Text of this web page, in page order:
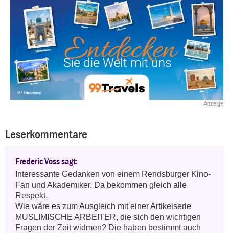
Anzeige
Leserkommentare
Frederic Voss sagt:
Interessante Gedanken von einem Rendsburger Kino-
Fan und Akademiker. Da bekommen gleich alle
Respekt.
Wie wäre es zum Ausgleich mit einer Artikelserie
MUSLIMISCHE ARBEITER, die sich den wichtigen
Fragen der Zeit widmen? Die haben bestimmt auch